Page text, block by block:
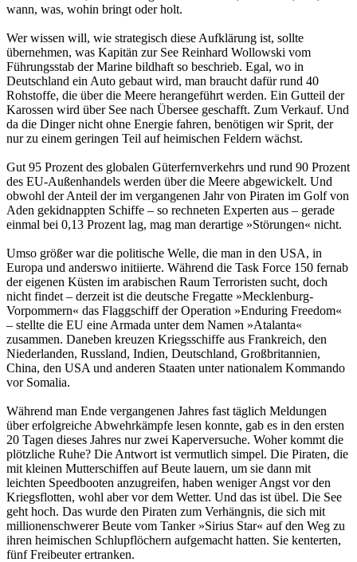
wann, was, wohin bringt oder holt.
Wer wissen will, wie strategisch diese Aufklärung ist, sollte
übernehmen, was Kapitän zur See Reinhard Wollowski vom
Führungsstab der Marine bildhaft so beschrieb. Egal, wo in
Deutschland ein Auto gebaut wird, man braucht dafür rund 40
Rohstoffe, die über die Meere herangeführt werden. Ein Gutteil der
Karossen wird über See nach Übersee geschafft. Zum Verkauf. Und
da die Dinger nicht ohne Energie fahren, benötigen wir Sprit, der
nur zu einem geringen Teil auf heimischen Feldern wächst.
Gut 95 Prozent des globalen Güterfernverkehrs und rund 90 Prozent
des EU-Außenhandels werden über die Meere abgewickelt. Und
obwohl der Anteil der im vergangenen Jahr von Piraten im Golf von
Aden gekidnappten Schiffe – so rechneten Experten aus – gerade
einmal bei 0,13 Prozent lag, mag man derartige »Störungen« nicht.
Umso größer war die politische Welle, die man in den USA, in
Europa und anderswo initiierte. Während die Task Force 150 fernab
der eigenen Küsten im arabischen Raum Terroristen sucht, doch
nicht findet – derzeit ist die deutsche Fregatte »Mecklenburg-
Vorpommern« das Flaggschiff der Operation »Enduring Freedom«
– stellte die EU eine Armada unter dem Namen »Atalanta«
zusammen. Daneben kreuzen Kriegsschiffe aus Frankreich, den
Niederlanden, Russland, Indien, Deutschland, Großbritannien,
China, den USA und anderen Staaten unter nationalem Kommando
vor Somalia.
Während man Ende vergangenen Jahres fast täglich Meldungen
über erfolgreiche Abwehrkämpfe lesen konnte, gab es in den ersten
20 Tagen dieses Jahres nur zwei Kaperversuche. Woher kommt die
plötzliche Ruhe? Die Antwort ist vermutlich simpel. Die Piraten, die
mit kleinen Mutterschiffen auf Beute lauern, um sie dann mit
leichten Speedbooten anzugreifen, haben weniger Angst vor den
Kriegsflotten, wohl aber vor dem Wetter. Und das ist übel. Die See
geht hoch. Das wurde den Piraten zum Verhängnis, die sich mit
millionenschwerer Beute vom Tanker »Sirius Star« auf den Weg zu
ihren heimischen Schlupflöchern aufgemacht hatten. Sie kenterten,
fünf Freibeuter ertranken.